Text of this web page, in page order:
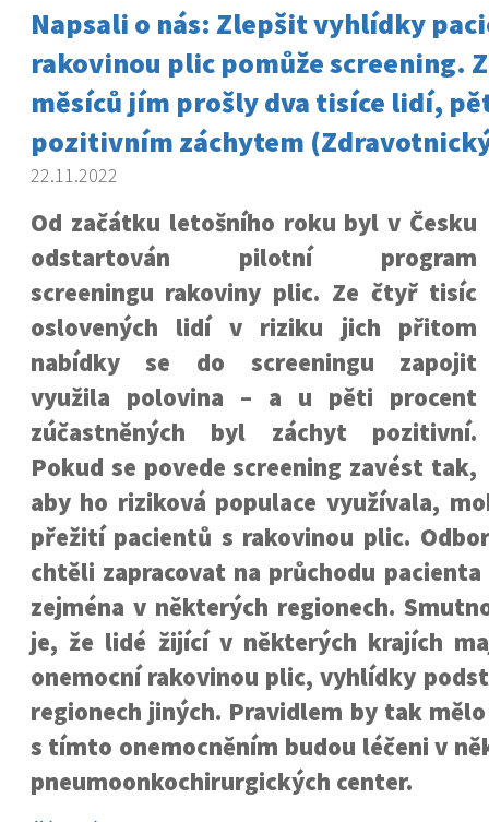
Napsali o nás: Zlepšit vyhlídky
rakovinou plic pomůže screening.
měsíců jím prošly dva tisíce lidí,
pozitivním záchytem
22.11.2022
Od začátku letošního roku byl v Česku
odstartován pilotní program
screeningu rakoviny plic. Ze čtyř tisíc
oslovených lidí v riziku jich přitom
nabídky se do screeningu zapojit
využila polovina – a u pěti procent
zúčastněných byl záchyt pozitivní.
Pokud se povede screening zavést tak,
aby ho riziková populace využívala,
přežití pacientů s rakovinou plic.
chtěli zapracovat na průchodu
zejména v některých regionech.
je, že lidé žijící v některých krajích
onemocní rakovinou plic, vyhlídky
regionech jiných. Pravidlem by tak
s tímto onemocněním budou léčeni v
pneumoonkochirurgických center.